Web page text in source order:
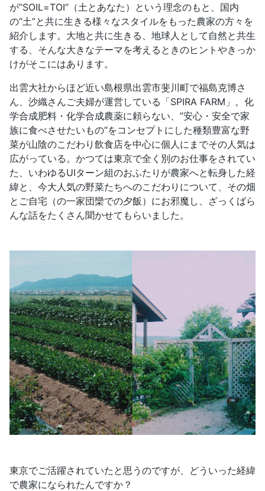
が”SOIL=TOI”（土とあなた）という理念のもと、国内
の“土”と共に生きる様々なスタイルをもった農家の方々を
紹介します。大地と共に生きる、地球人として自然と共生
する、そんな大きなテーマを考えるときのヒントやきっか
けがそこにはあります。
出雲大社からほど近い島根県出雲市斐川町で福島克博さ
ん、沙織さんご夫婦が運営している「SPIRA FARM」。化
学合成肥料・化学合成農薬に頼らない、”安心・安全で家
族に食べさせたいもの“をコンセプトにした種類豊富な野
菜が山陰のこだわり飲食店を中心に個人にまでその人気は
広がっている。かつては東京で全く別のお仕事をされてい
た、いわゆるUIターン組のおふたりが農家へと転身した経
緯と、今大人気の野菜たちへのこだわりについて、その畑
とご自宅（の一家団欒での夕飯）にお邪魔し、ざっくばら
んな話をたくさん聞かせてもらいました。
東京でご活躍されていたと思うのですが、どういった経緯
で農家になられたんですか？